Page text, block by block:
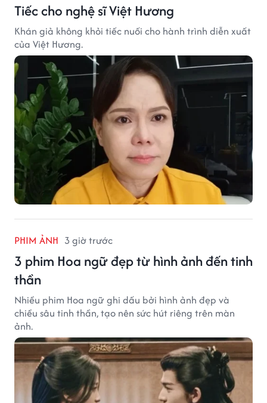
Tiếc cho nghệ sĩ Việt Hương
Khán giả không khỏi tiếc nuối cho hành trình diễn xuất
của Việt Hương.
PHIM ẢNH 3 giờ trước
3 phim Hoa ngữ đẹp từ hình ảnh đến tinh
thần
Nhiều phim Hoa ngữ ghi dấu bởi hình ảnh đẹp và
chiều sâu tinh thần, tạo nên sức hút riêng trên màn
ảnh.